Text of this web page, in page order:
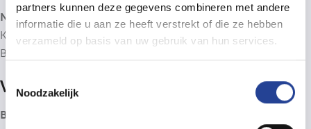
partners kunnen deze gegevens combineren met andere
informatie die u aan ze heeft verstrekt of die ze hebben
verzameld op basis van uw gebruik van hun services.
Noodzakelijk
Neys Immo & Consultancy bv
Kantoor: Nieuwstraat 4b, 2910 Essen (B)
BTW BE0806.838.278
Vastgoedbemiddelaar
BIV 505900